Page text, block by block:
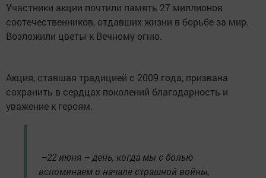
Участники акции почтили память 27 миллионов
соотечественников, отдавших жизни в борьбе за мир.
Возложили цветы к Вечному огню.
Акция, ставшая традицией с 2009 года, призвана
сохранить в сердцах поколений благодарность и
уважение к героям.
–22 июня – день, когда мы с болью
вспоминаем о начале страшной войны,